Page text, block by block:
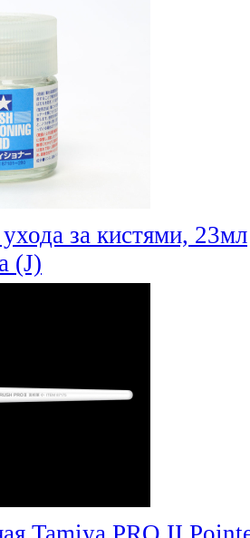
за кистями, 23мл
(J)